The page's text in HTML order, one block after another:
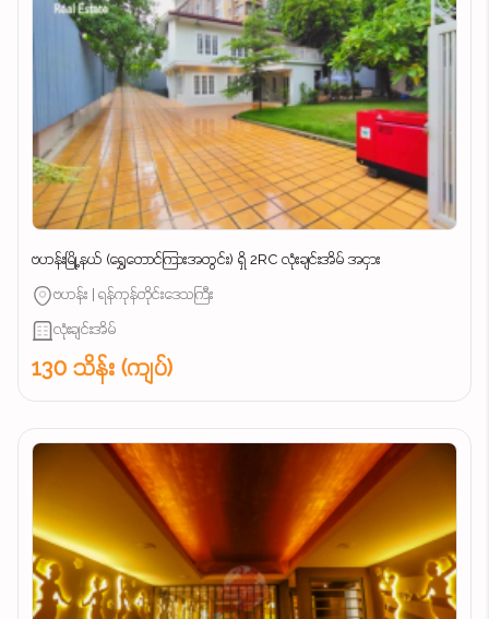
ဗဟန်းမြို့နယ် (ရွှေတောင်ကြားအတွင်း) ရှိ 2RC လုံးချင်းအိမ် အငှား
ဗဟန်း | ရန်ကုန်တိုင်းဒေသကြီး
လုံးချင်းအိမ်
130 သိန်း (ကျပ်)